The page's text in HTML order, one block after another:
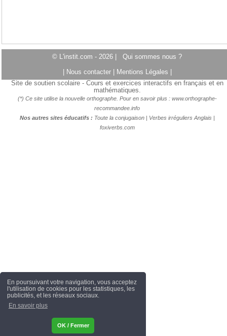
En poursuivant votre navigation, vous acceptez
l'utilisation de cookies pour les statistiques, les
publicités, et les réseaux sociaux.
En savoir plus
OK / Fermer
© L'instit.com - 2026 | Qui sommes nous ?
Nous contacter Mentions Légales
Site de soutien scolaire - Cours et exercices interactifs en français et en
mathématiques.
(*) Ce site utilise la nouvelle orthographe. Pour en savoir plus : www.orthographe-
recommandee.info
Nos autres sites éducatifs : Toute la conjugaison| Verbes irréguliers Anglais |
foxiverbs.com